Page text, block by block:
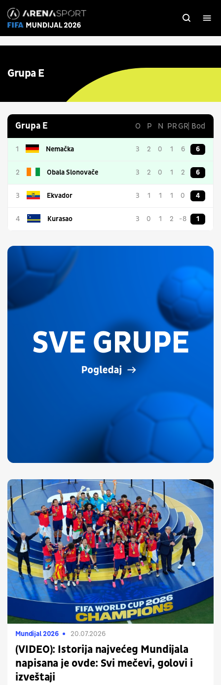
Grupa E
Grupa E O P N PR GR Bod
1 Nemačka 3 2 0 1 6 6
2 Obala Slonovače 3 2 0 1 2 6
3 Ekvador 3 1 1 1 0 4
4 Kurasao 3 0 1 2 -8 1
Mundijal 2026 20.07.2026
(VIDEO): Istorija najvećeg Mundijala
napisana je ovde: Svi mečevi, golovi i
izveštaji